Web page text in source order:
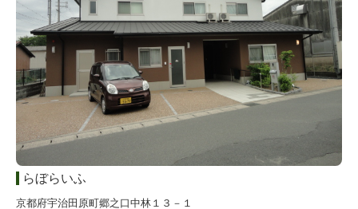
らぼらいふ
京都府宇治田原町郷之口中林１３－１